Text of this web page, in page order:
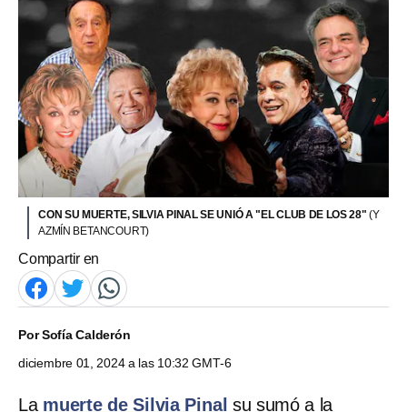
CON SU MUERTE, SILVIA PINAL SE UNIÓ A "EL CLUB DE LOS 28"(Y
AZMÍN BETANCOURT)
Compartir en
PorSofía Calderón
diciembre 01, 2024 a las 10:32 GMT-6
La muerte de Silvia Pinal su sumó a la